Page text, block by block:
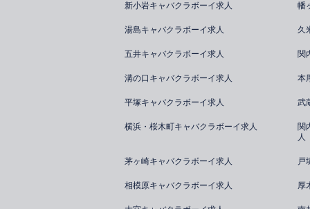
新小岩キャバクラボーイ求人 幡
湯島キャバクラボーイ求人 久
五井キャバクラボーイ求人 関
溝の口キャバクラボーイ求人 本
平塚キャバクラボーイ求人 武
横浜・桜木町キャバクラボーイ求人
関
人
茅ヶ崎キャバクラボーイ求人 戸
相模原キャバクラボーイ求人 厚